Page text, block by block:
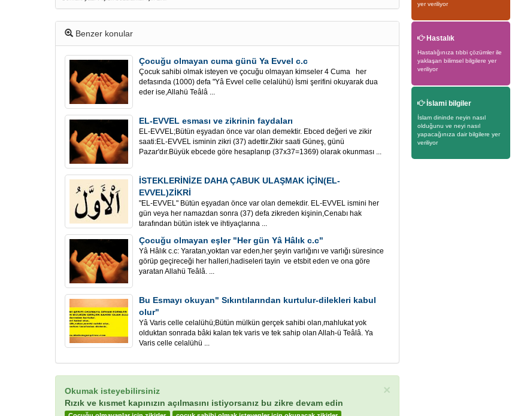
Benzer konular
Çocuğu olmayan cuma günü Ya Evvel c.c
Çocuk sahibi olmak isteyen ve çocuğu olmayan kimseler 4 Cuma her
defasında (1000) defa "Yâ Evvel celle celalühü) İsmi şerifini okuyarak dua
eder ise,Allahü Teâlâ ...
EL-EVVEL esması ve zikrinin faydaları
EL-EVVEL;Bütün eşyadan önce var olan demektir. Ebced değeri ve zikir
saati:EL-EVVEL isminin zikri (37) adettir.Zikir saati Güneş, günü
Pazar'dır.Büyük ebcede göre hesaplanıp (37x37=1369) olarak okunması ...
İSTEKLERİNİZE DAHA ÇABUK ULAŞMAK İÇİN(EL-
EVVEL)ZİKRİ
"EL-EVVEL" Bütün eşyadan önce var olan demekdir. EL-EVVEL ismini her
gün veya her namazdan sonra (37) defa zikreden kişinin,Cenabı hak
tarafından bütün istek ve ihtiyaçlarına ...
Çocuğu olmayan eşler "Her gün Yâ Hâlık c.c"
Yâ Hâlık c.c: Yaratan,yoktan var eden,her şeyin varlığını ve varlığı süresince
görüp geçireceği her halleri,hadiseleri tayin ve etsbit eden ve ona göre
yaratan Allahü Teâlâ. ...
Bu Esmayı okuyan" Sıkıntılarından kurtulur-dilekleri kabul
olur"
Yâ Varis celle celalühü;Bütün mülkün gerçek sahibi olan,mahlukat yok
olduktan sonrada bâki kalan tek varis ve tek sahip olan Allah-ü Teâlâ. Ya
Varis celle celalühü ...
×
Okumak isteyebilirsiniz
Rızık ve kısmet kapınızın açılmasını istiyorsanız bu zikre devam edin
yer veriliyor
Hastalık
Hastalığınıza tıbbi çözümler ile
yaklaşan bilimsel bilgilere yer
veriliyor
İslami bilgiler
İslam dininde neyin nasıl
olduğunu ve neyi nasıl
yapacağınıza dair bilgilere yer
veriliyor